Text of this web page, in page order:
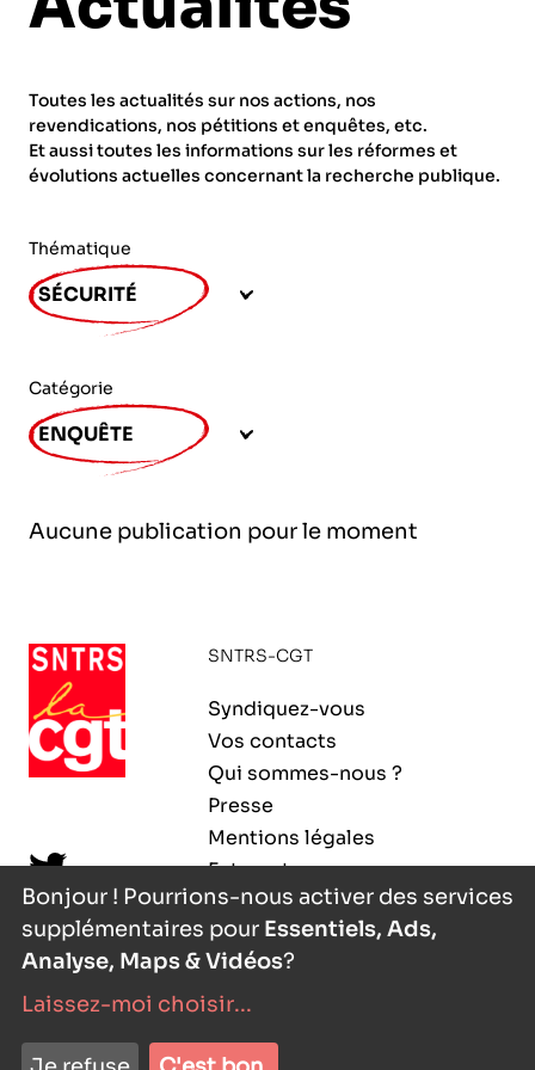
Fonction publique
Actions spécifiques
ORGANISMES
CNRS – Centre national de la recherche
scientifique
INRIA - Institut national de recherche en
INSERM – Institut national de la santé et de la
recherche médicale
développement
INED – Institut national d’études
démographiques
l’exploitation de la mer
AGENDA
PUBLICATIONS
ADHÉRER
Toutes les actualités sur nos actions, nos
revendications, nos pétitions et enquêtes, etc.
Et aussi toutes les informations sur les réformes et
évolutions actuelles concernant la recherche publique.
Thématique
SÉCURITÉ
Catégorie
ENQUÊTE
Aucune publication pour le moment
SNTRS-CGT
Syndiquez-vous
Vos contacts
Qui sommes-nous ?
Presse
Mentions légales
Extranet
- agence digitale
Bonjour ! Pourrions-nous activer des services
supplémentaires pour Essentiels, Ads,
Analyse, Maps & Vidéos?
Laissez-moi choisir...